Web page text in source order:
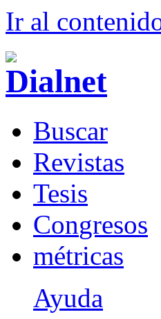
Ir al contenid
Buscar
Revistas
Tesis
Congresos
métricas
Ayuda